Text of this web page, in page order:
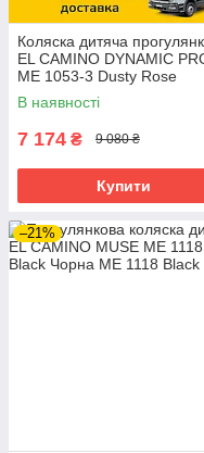
Коляска дитяча
EL CAMINO DYNAMIC
ME 1053-3 Dusty Rose
Темно-рожева
В наявності
7 174 ₴ 9 080 ₴
Купити
–21%